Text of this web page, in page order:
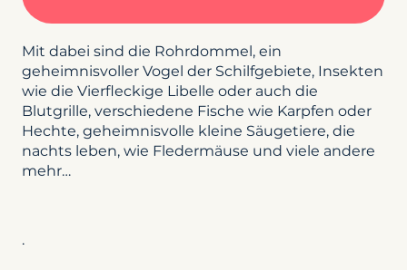
Mit dabei sind die Rohrdommel, ein
geheimnisvoller Vogel der Schilfgebiete, Insekten
wie die Vierfleckige Libelle oder auch die
Blutgrille, verschiedene Fische wie Karpfen oder
Hechte, geheimnisvolle kleine Säugetiere, die
nachts leben, wie Fledermäuse und viele andere
mehr…
.